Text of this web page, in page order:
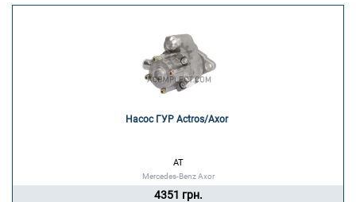
Насос ГУР Actros/Axor
AT
Mercedes-Benz Axor
4351 грн.